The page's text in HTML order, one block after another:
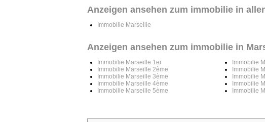
Anzeigen ansehen zum immobilie in
Immobilie Marseille
Anzeigen ansehen zum immobilie in
Immobilie Marseille 1er
Immobilie Marseille 2ème
Immobilie Marseille 3ème
Immobilie Marseille 4ème
Immobilie Marseille 5ème
Immobilie
Immobilie
Immobilie
Immobilie
Immobilie